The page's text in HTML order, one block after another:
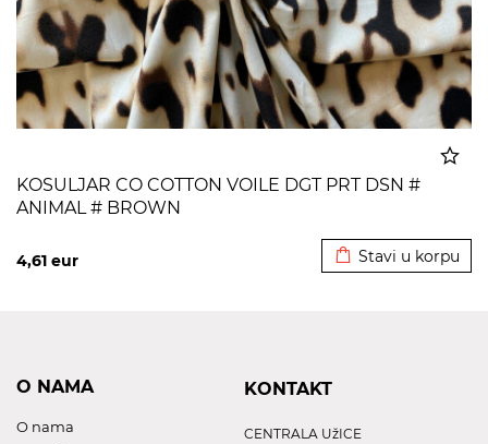
KOSULJAR CO COTTON VOILE DGT PRT DSN #
ANIMAL # BROWN
4,61 eur Stavi u korpu
O NAMA
O nama
KONTAKT
CENTRALA UžICE